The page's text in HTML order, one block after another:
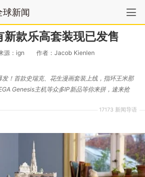
球新闻
款乐高套装现已发售
源：ign 作者：Jacob Kienlen
17173 新闻导语
！首款史瑞克、花生漫画套装上线，指环王米那
Genesis主机等众多IP新品等你来拼，速来抢